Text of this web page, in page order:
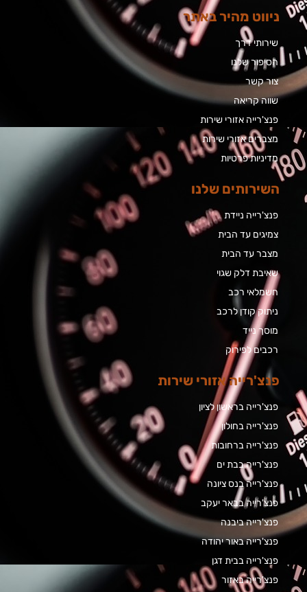
ניווט מהיר באתר
שירותי דרך
הסיפור שלנו
צור קשר
שווה קריאה
פנצ'רייה אזורי שירות
מצברים אזורי שירות
מדיניות פרטיות
השירותים שלנו
פנצ'רייה ניידת
צמיגים עד הבית
מצבר עד הבית​
שאיבת דלק שגוי
חשמלאי רכב
ניתוק קודן לרכב
מוסך נייד
רכבים לפירוק
פנצ'רייה אזורי שירות
פנצ'רייה בראשון לציון
פנצ'רייה בחולון
פנצ'רייה ברחובות
פנצ'רייה בבת ים
פנצ'רייה בנס ציונה
פנצ'רייה בבאר יעקב
פנצ'רייה ביבנה
פנצ'רייה באור יהודה
פנצ'רייה בבית דגן
פנצ'רייה באזור